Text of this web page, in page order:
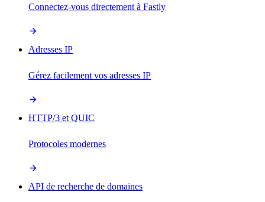
Connectez-vous directement à Fastly
Adresses IP
Gérez facilement vos adresses IP
HTTP/3 et QUIC
Protocoles modernes
API de recherche de domaines